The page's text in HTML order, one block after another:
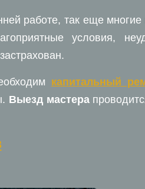
работе, так еще многие
условия,
капитальный
Выезд мастера